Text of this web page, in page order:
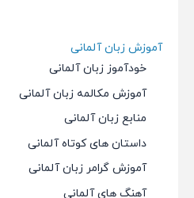
آموزش زبان آلمانی
خودآموز زبان آلمانی
آموزش مکالمه زبان آلمانی
منابع زبان آلمانی
داستان های کوتاه آلمانی
آموزش گرامر زبان آلمانی
آهنگ های آلمانی